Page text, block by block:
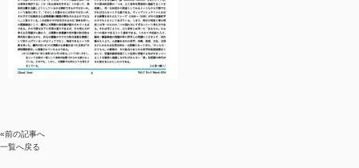
«前の記事へ
一覧へ戻る